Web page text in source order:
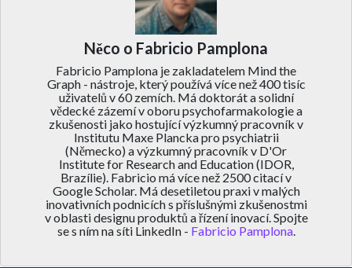
Něco o Fabricio Pamplona
Fabricio Pamplona je zakladatelem Mind the
Graph - nástroje, který používá více než 400 tisíc
uživatelů v 60 zemích. Má doktorát a solidní
vědecké zázemí v oboru psychofarmakologie a
zkušenosti jako hostující výzkumný pracovník v
Institutu Maxe Plancka pro psychiatrii
(Německo) a výzkumný pracovník v D'Or
Institute for Research and Education (IDOR,
Brazílie). Fabricio má více než 2500 citací v
Google Scholar. Má desetiletou praxi v malých
inovativních podnicích s příslušnými zkušenostmi
v oblasti designu produktů a řízení inovací. Spojte
se s ním na síti LinkedIn - Fabricio Pamplona.